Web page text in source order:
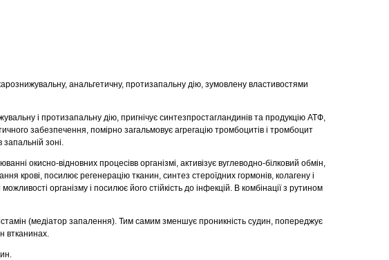
анальгетичну, протизапальну дію, зумовлену властивостями
і протизапальну дію, пригнічує синтезпростагландинів та продукцію АТФ,
забезпечення, помірно загальмовує агрегацію тромбоцитів і тромбоцит
зоні.
окисно-відновних процесівв організмі, активізує вуглеводно-білковий обмін,
крові, посилює регенерацію тканин, синтез стероїдних гормонів, колагену і
організму і посилює його стійкість до інфекцій. В комбінаціï з рутином
(медіатор запалення). Тим самим зменшує проникність судин, попереджує
втканинах.